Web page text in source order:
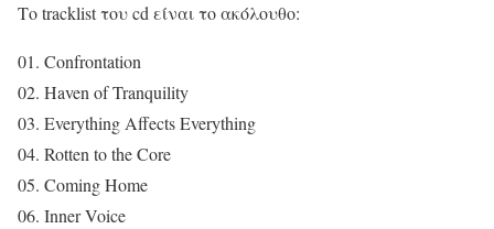
Το tracklist του cd είναι το ακόλουθο:
01. Confrontation
02. Haven of Tranquility
03. Everything Affects Everything
04. Rotten to the Core
05. Coming Home
06. Inner Voice